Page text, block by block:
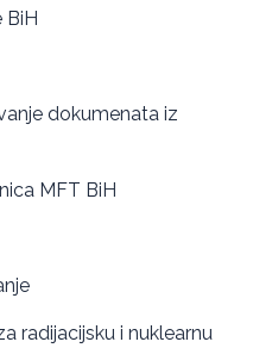
BiH
dokumenata iz
MFT BiH
radijacijsku i nuklearnu